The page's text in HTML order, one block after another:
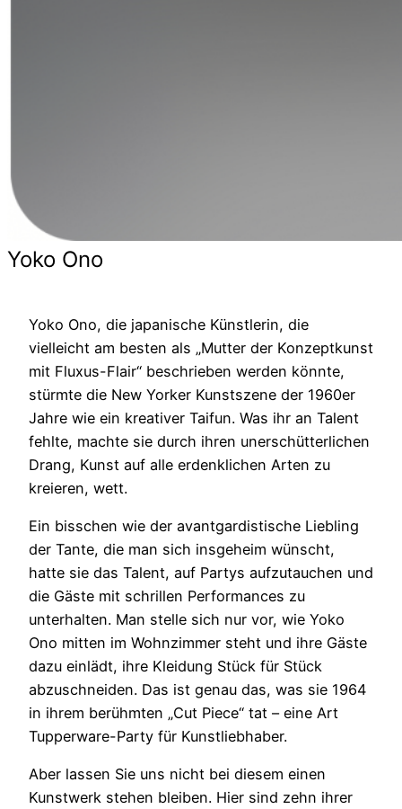
Yoko Ono
Yoko Ono, die japanische Künstlerin, die
vielleicht am besten als „Mutter der Konzeptkunst
mit Fluxus-Flair“ beschrieben werden könnte,
stürmte die New Yorker Kunstszene der 1960er
Jahre wie ein kreativer Taifun. Was ihr an Talent
fehlte, machte sie durch ihren unerschütterlichen
Drang, Kunst auf alle erdenklichen Arten zu
kreieren, wett.
Ein bisschen wie der avantgardistische Liebling
der Tante, die man sich insgeheim wünscht,
hatte sie das Talent, auf Partys aufzutauchen und
die Gäste mit schrillen Performances zu
unterhalten. Man stelle sich nur vor, wie Yoko
Ono mitten im Wohnzimmer steht und ihre Gäste
dazu einlädt, ihre Kleidung Stück für Stück
abzuschneiden. Das ist genau das, was sie 1964
in ihrem berühmten „Cut Piece“ tat – eine Art
Tupperware-Party für Kunstliebhaber.
Aber lassen Sie uns nicht bei diesem einen
Kunstwerk stehen bleiben. Hier sind zehn ihrer